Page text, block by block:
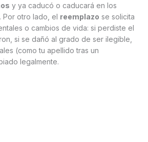
y ya caducó o caducará en los
Por otro lado, el reemplazo se solicita
o cambios de vida: si perdiste el
si se dañó al grado de ser ilegible,
(como tu apellido tras un
legalmente.